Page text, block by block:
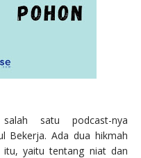
satu podcast-nya
Bekerja. Ada dua hikmah
yaitu tentang niat dan